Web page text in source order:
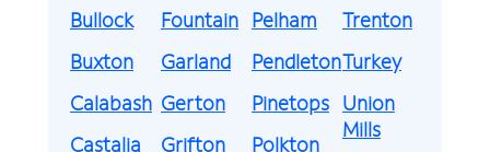
Bullock
Buxton
Calabash
Castalia
Fountain
Garland
Gerton
Grifton
Pelham
Pendleton
Pinetops
Polkton
Trenton
Turkey
Union
Mills